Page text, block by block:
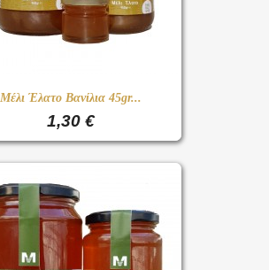
Μέλι Έλατο Βανίλια 45gr...
1,30 €